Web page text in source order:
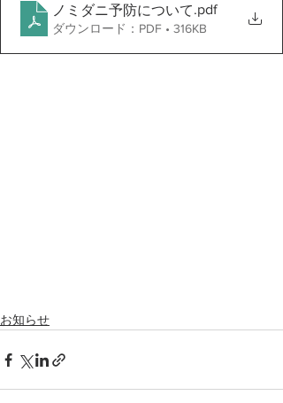
ノミダニ予防について.pdf
ダウンロード：PDF • 316KB
お知らせ